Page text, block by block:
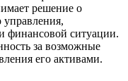
решение о
управления,
финансовой ситуации.
за возможные
его активами.